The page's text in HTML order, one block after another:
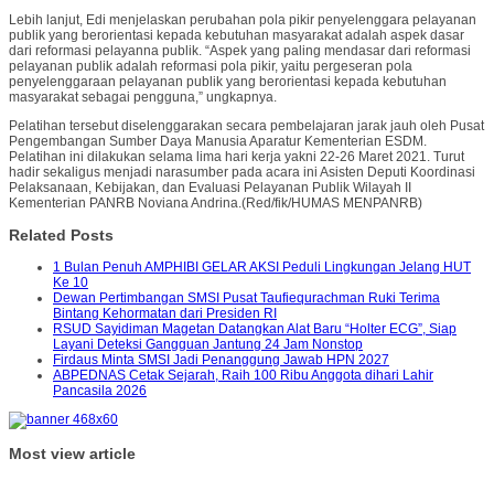
Lebih lanjut, Edi menjelaskan perubahan pola pikir penyelenggara pelayanan
publik yang berorientasi kepada kebutuhan masyarakat adalah aspek dasar
dari reformasi pelayanna publik. “Aspek yang paling mendasar dari reformasi
pelayanan publik adalah reformasi pola pikir, yaitu pergeseran pola
penyelenggaraan pelayanan publik yang berorientasi kepada kebutuhan
masyarakat sebagai pengguna,” ungkapnya.
Pelatihan tersebut diselenggarakan secara pembelajaran jarak jauh oleh Pusat
Pengembangan Sumber Daya Manusia Aparatur Kementerian ESDM.
Pelatihan ini dilakukan selama lima hari kerja yakni 22-26 Maret 2021. Turut
hadir sekaligus menjadi narasumber pada acara ini Asisten Deputi Koordinasi
Pelaksanaan, Kebijakan, dan Evaluasi Pelayanan Publik Wilayah II
Kementerian PANRB Noviana Andrina.(Red/fik/HUMAS MENPANRB)
Related Posts
1 Bulan Penuh AMPHIBI GELAR AKSI Peduli Lingkungan Jelang HUT
Ke 10
Dewan Pertimbangan SMSI Pusat Taufiequrachman Ruki Terima
Bintang Kehormatan dari Presiden RI
RSUD Sayidiman Magetan Datangkan Alat Baru “Holter ECG”, Siap
Layani Deteksi Gangguan Jantung 24 Jam Nonstop
Firdaus Minta SMSI Jadi Penanggung Jawab HPN 2027
ABPEDNAS Cetak Sejarah, Raih 100 Ribu Anggota dihari Lahir
Pancasila 2026
Most view article